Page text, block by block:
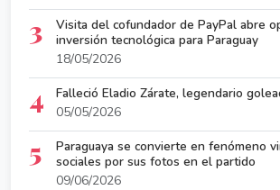
3
Visita del cofundador de PayPal abre
inversión tecnológica para Paraguay
18/05/2026
4
Falleció Eladio Zárate, legendario
05/05/2026
5
Paraguaya se convierte en fenómeno
sociales por sus fotos en el partido
09/06/2026